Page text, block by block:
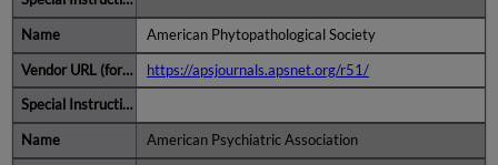
American Phytopathological Society
https://apsjournals.apsnet.org/r51/
American Psychiatric Association